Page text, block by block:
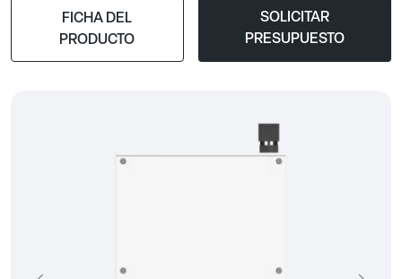
FICHA DEL
PRODUCTO
SOLICITAR
PRESUPUESTO